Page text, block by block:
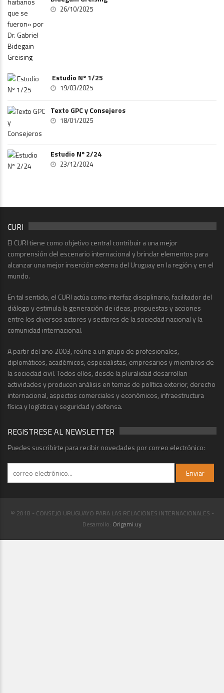
26/10/2025
Estudio Nº 1/25
19/03/2025
Texto GPC y Consejeros
18/01/2025
Estudio Nº 2/24
23/12/2024
CURI
El CURI tiene como objetivo central contribuir a una mejor
comprensión del escenario internacional y brindar elementos para
alcanzar una mejor inserción externa del Uruguay en la región y en el
mundo.
En tal sentido, el CURI actúa como interfaz disciplinario, facilitador del
diálogo y estimula la generación de ideas, propuestas y acciones
entre los diversos actores y sectores de la sociedad nacional y la
comunidad internacional.
A partir del año 2003, reúne a un grupo de profesionales,
diplomáticos, académicos, especialistas, empresarios y miembros de
la sociedad civil. Todos ellos, desde la pluralidad desarrollan
actividades y producen análisis en temas de política exterior, derecho
internacional, aspectos comerciales y económicos, infraestructura
física y logística y seguridad y defensa.
REGISTRESE AL NEWSLETTER
Puedes suscribirte para recibir novedades por correo electrónico:
© 2018 - CONSEJO URUGUAYO PARA LAS RELACIONES INTERNACIONALES -
Desarrollo: Origami.uy